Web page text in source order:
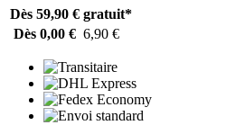
Dès 59,90 € gratuit*
Dès 0,00 € 6,90 €